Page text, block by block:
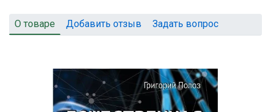
О товаре Добавить отзыв Задать вопрос